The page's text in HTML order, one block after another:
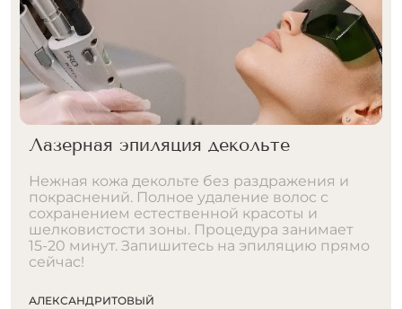
Лазерная эпиляция дорожки на
Идеально гладкий живот без тёмной полоски
волос. Тонкая линия уходит навсегда — кожа
становится ровной, чистой и бархатистой.
Процедура занимает 10-15 минут.
Запишитесь прямо сейчас!
АЛЕКСАНДРИТОВЫЙ